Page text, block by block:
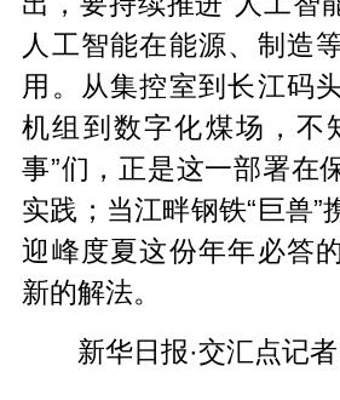
人工智能在能源、制造
用。从集控室到长江码
机组到数字化煤场，不
事”们，正是这一部署在
实践；当江畔钢铁“巨兽”
迎峰度夏这份年年必答
新的解法。
新华日报·交汇点记